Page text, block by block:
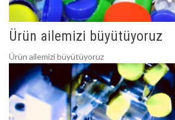
Ürün ailemizi büyütüyoruz
Ürün ailemizi büyütüyoruz